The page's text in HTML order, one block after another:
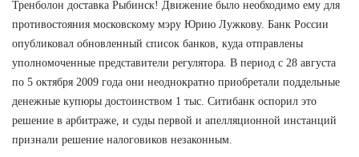
Тренболон доставка Рыбинск! Движение было необходимо ему для
противостояния московскому мэру Юрию Лужкову. Банк России
опубликовал обновленный список банков, куда отправлены
уполномоченные представители регулятора. В период с 28 августа
по 5 октября 2009 года они неоднократно приобретали поддельные
денежные купюры достоинством 1 тыс. Ситибанк оспорил это
решение в арбитраже, и суды первой и апелляционной инстанций
признали решение налоговиков незаконным.